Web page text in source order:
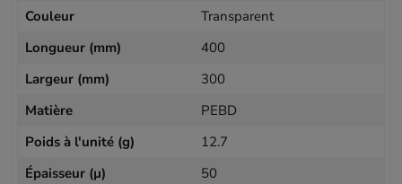
Couleur
Transparent
Longueur (mm)
400
Largeur (mm)
300
Matière
PEBD
Poids à l'unité (g)
12.7
Épaisseur (µ)
50